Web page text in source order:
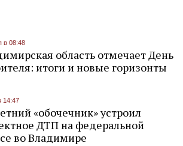
в 08:48
область отмечает День
итоги и новые горизонты
14:47
«обочечник» устроил
ДТП на федеральной
во Владимире